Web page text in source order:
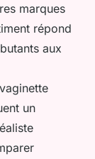
marques
répond
aux
un